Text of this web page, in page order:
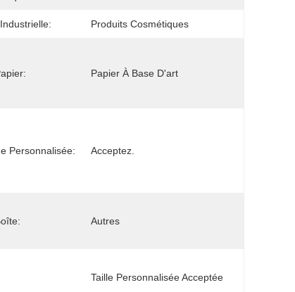
Produits Cosmétiques
Papier À Base D'art
Personnalisée: Acceptez.
Autres
Taille Personnalisée Acceptée